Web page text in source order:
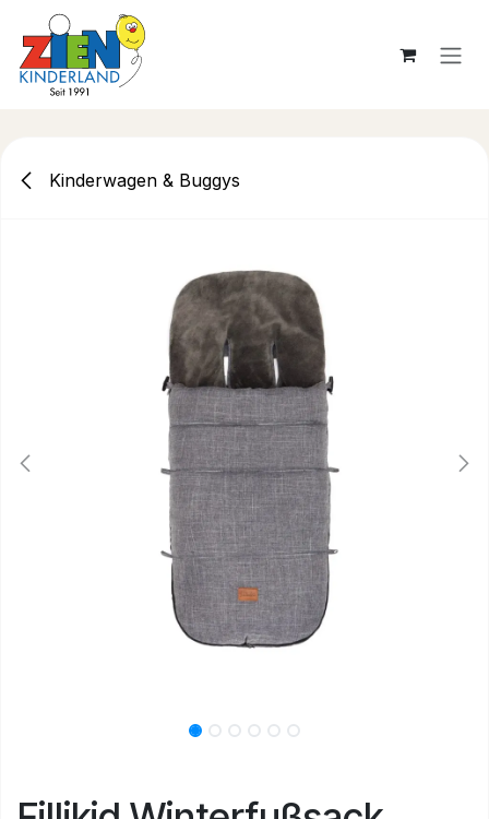
Zum Inhalt springen
Kinderwagen & Buggys